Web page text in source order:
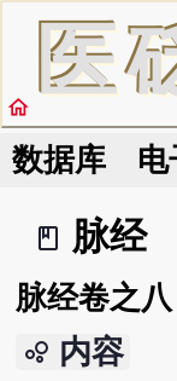
医
home
数据库 电
book_2
脉经
脉经卷之八
bubble_chart 内容